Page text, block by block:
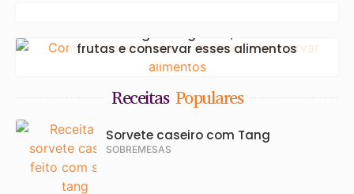
frutas e conservar esses alimentos
Receitas Populares
Sorvete caseiro com Tang
SOBREMESAS